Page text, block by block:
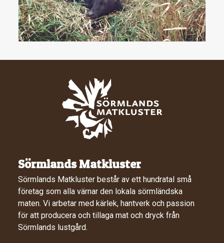
Sörmlands Matkluster
Sörmlands Matkluster består av ett hundratal små
företag som alla värnar den lokala sörmländska
maten. Vi arbetar med kärlek, hantverk och passion
för att producera och tillaga mat och dryck från
Sörmlands lustgård.